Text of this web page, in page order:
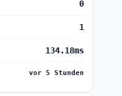
0
1
134.18ms
vor 5 Stunden